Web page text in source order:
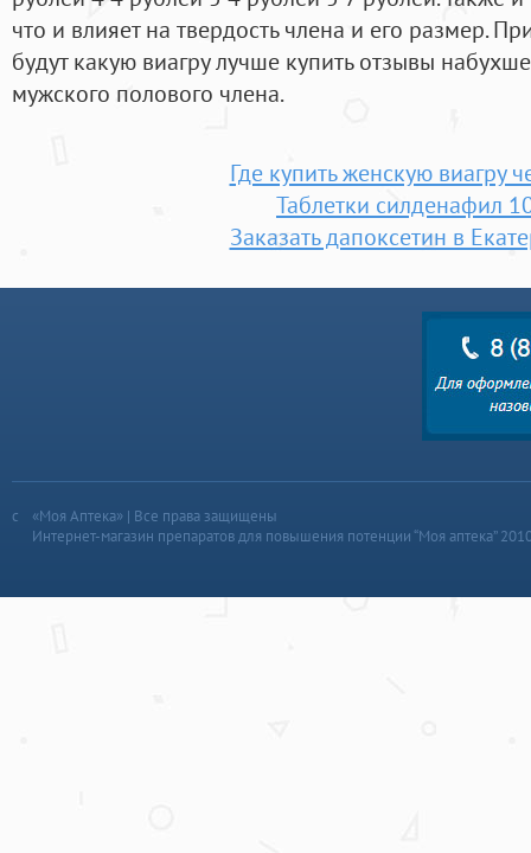
что и влияет на твердость члена и его размер.
будут какую виагру лучше купить отзывы
мужского полового члена.
Где купить женскую виагру
Таблетки силденафил
Заказать дапоксетин в
«Моя Аптека» | Все права защищены
Интернет-магазин препаратов для повышения потенции “Моя аптека”